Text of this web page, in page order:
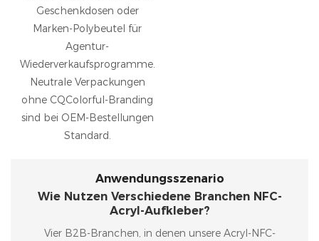
Geschenkdosen oder
Marken-Polybeutel für
Agentur-
Wiederverkaufsprogramme.
Neutrale Verpackungen
ohne CQColorful-Branding
sind bei OEM-Bestellungen
Standard.
Anwendungsszenario
Wie Nutzen Verschiedene Branchen NFC-
Acryl-Aufkleber?
Vier B2B-Branchen, in denen unsere Acryl-NFC-